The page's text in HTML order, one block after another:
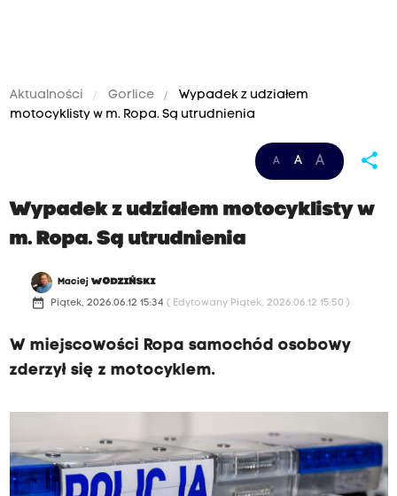
Aktualności Gorlice
Wypadek z udziałem
motocyklisty w m. Ropa. Są utrudnienia
A A A share
Wypadek z udziałem motocyklisty w
m. Ropa. Są utrudnienia
MaciejWODZIŃSKI
date_range Piątek, 2026.06.12 15:34 ( Edytowany Piątek, 2026.06.12 15:50 )
W miejscowości Ropa samochód osobowy
zderzył się z motocyklem.